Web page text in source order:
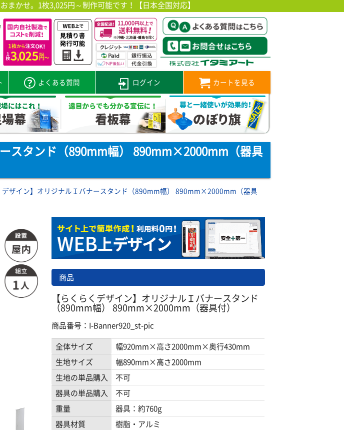
かせ。1枚3,025円～制作可能です！【日本全国対応】
よくある質問 ログイン カートを見る
スタンド（890mm幅） 890mm×2000mm（器具
デザイン】オリジナルＩバナースタンド（890mm幅） 890mm×2000mm（器具
商品
【らくらくデザイン】オリジナルＩバナースタンド
（890mm幅） 890mm×2000mm（器具付）
商品番号：I-Banner920_st-pic
全体サイズ
幅920mm×高さ2000mm×奥行430mm
生地サイズ
幅890mm×高さ2000mm
生地の単品購入
不可
器具の単品購入
不可
重量
器具：約760g
器具材質
樹脂・アルミ